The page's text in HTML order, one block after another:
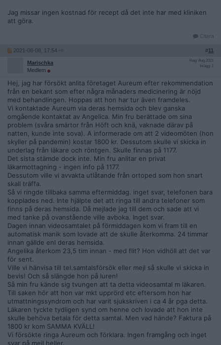
ditt recept på apoteket. Du ringer apoteket, de säger att det
kanske aldrig kommer att komma.
Detta har till min förståelse pågått under en längre tid. Man
helst pga. tillstånd eller produkt etc. saknas. Man ringer tbx
till Aureum som säger att de ljuger. Man ringer vidare till
labbet som säger att råvaran saknas (cannabisen alltså) varpå
personer har haft denna process i snart över ett år.
Vill ni ha sativex får ni det i mängder, inga problem. Men tro
inte att det kommer något annat. De är även ökända för att
bara klippa kontakten med sina klienter så fort de blir
"jobbiga".
De påstår att de ska producera egen licensfri medicin på
recept men jag tror på det när jag ser det. Har en kompis
som körde med Aureum efter att han hamnat i en bilolycka
och fuckat ryggen; han har sedan januari i år lagt otroligt
mycket pengar på sativex från dem efter att de sa att nya
recept skulle komma, sen kom dom, allt var fel, de blev
nygjorda och inget har hänt sedan mars. De slutade nyligen
svara på hans epost så han pendlar till DK för recept nu.
Jag missar ingen kostnad för recept då det inte har med kliniken
att göra.
Citera
2021-08-08, 17:54 #11
Marischka
Medlem
Reg: Aug 2021
Inlägg: 1
Hej, jag har försökt anlita företaget Aureum efter rekommendation
från en bekant som efter några månaders medicinering är nöjd
med behandlingen. Hoppas att hon har tur även framdeles.
Vi kontaktade Aureum via deras hemsida och blev ganska
omgående kontaktat av Angelica. Min fru berättade om sina
problem (svåra smärtor från Höft och knä, vaknade därav på
natten, kunde inte sova). A informerade om att 2 videomöten (hon
skyller på pandemin) kostar 1800 kr. Dessutom skulle vi skicka in
underlag från läkare och röntgen. Skulle finnas på 1177.
Det sista stämde dock inte. Min fru anlitar en privat
läkarmottagning - ingen info på 1177.
Dessutom ville vi avvakta utlåtande från ortoped som hon snart
skall träffa.
Så vi ringde tillbaka samma eftermiddag. inget svar, telefonen bara
kopplades ned. Inte hjälpte det att ringa till andra telefoner som
finns på deras hemsida. Då mejlade jag till dem och sade att vi
med tanke på ovanstående ville avboka. Inget svar.
Dagen innan videosamtalet på förmiddagen kom vi fram till en
automatisk manik som lovade att de skulle återkomma. 24 timmar
innan gällde enl deras hemsida.
Angelika återkom 23,5 tim innan - med flit? Hon vidhöll att det var
för sent.
Ville vi hänvisa till tel.samtalsförsök eller mejl så skulle vi skicka in
bevis! Och så slängde hon på luren!
Så min fru kände sig tvungen att ta detta videosamtal m läkaren.
Till saken hör att hon var mkt upprörd etc eftersom hon har
utmattningssyndrom och har varit sjukskriven i ca 4 år pga detta.
Läkaren tyckte tydligen synd om henne och lovade att hon inte
skulle behöva betala för detta samtal. Men vad hände? Faktura på
1800 kr kom SAMMA KVÄLL!
Vi försökte ringa Aureum och förklara. Ingen framgång och inget
svar på mejl heller.